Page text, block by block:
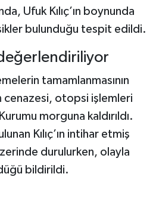
Ufuk Kılıç’ın boynunda
bulunduğu tespit edildi.
tamamlanmasının
cenazesi, otopsi işlemleri
morguna kaldırıldı.
Kılıç’ın intihar etmiş
durulurken, olayla
bildirildi.